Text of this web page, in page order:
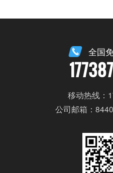
全国
移动热线：
公司邮箱：